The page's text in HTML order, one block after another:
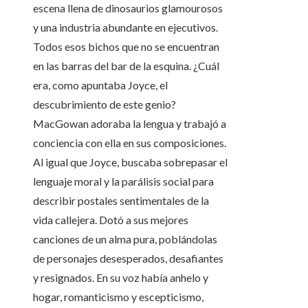
escena llena de dinosaurios glamourosos
y una industria abundante en ejecutivos.
Todos esos bichos que no se encuentran
en las barras del bar de la esquina. ¿Cuál
era, como apuntaba Joyce, el
descubrimiento de este genio?
MacGowan adoraba la lengua y trabajó a
conciencia con ella en sus composiciones.
Al igual que Joyce, buscaba sobrepasar el
lenguaje moral y la parálisis social para
describir postales sentimentales de la
vida callejera. Dotó a sus mejores
canciones de un alma pura, poblándolas
de personajes desesperados, desafiantes
y resignados. En su voz había anhelo y
hogar, romanticismo y escepticismo,